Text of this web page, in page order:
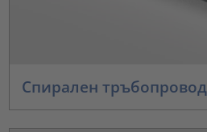
Спирален тръбопровод